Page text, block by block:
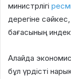
министрлігі
дерегіне
бағасының
Алайда
бұл үрдісті